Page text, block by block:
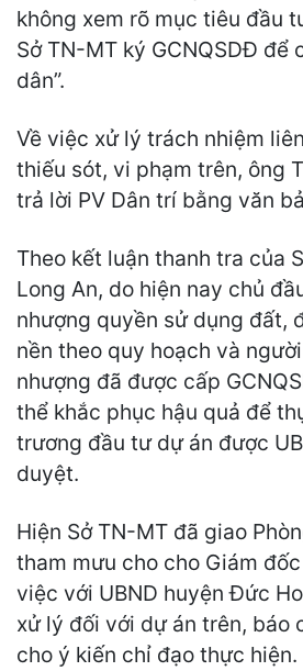
không xem rõ mục tiêu đầu
Sở TN-MT ký GCNQSDĐ để
dân”.
Về việc xử lý trách nhiệm
thiếu sót, vi phạm trên, ông
trả lời PV Dân trí bằng văn
Theo kết luận thanh tra của
Long An, do hiện nay chủ
nhượng quyền sử dụng đất,
nền theo quy hoạch và
nhượng đã được cấp
thể khắc phục hậu quả để
trương đầu tư dự án được
duyệt.
Hiện Sở TN-MT đã giao
tham mưu cho cho Giám
việc với UBND huyện Đức
xử lý đối với dự án trên, báo
cho ý kiến chỉ đạo thực hiện.